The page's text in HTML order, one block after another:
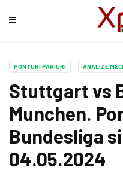
PONTURI PARIURI ANALIZE
Stuttgart vs
Munchen.
Bundesliga
04.05.2024